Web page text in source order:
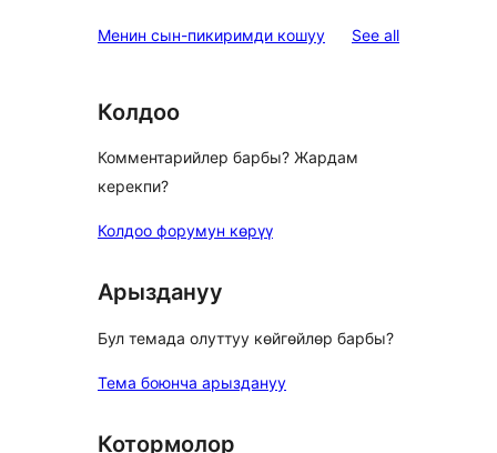
Менин сын-пикиримди кошуу See allreviews
Колдоо
Комментарийлер барбы? Жардам
керекпи?
Колдоо форумун көрүү
Арыздануу
Бул темада олуттуу көйгөйлөр барбы?
Тема боюнча арыздануу
Котормолор